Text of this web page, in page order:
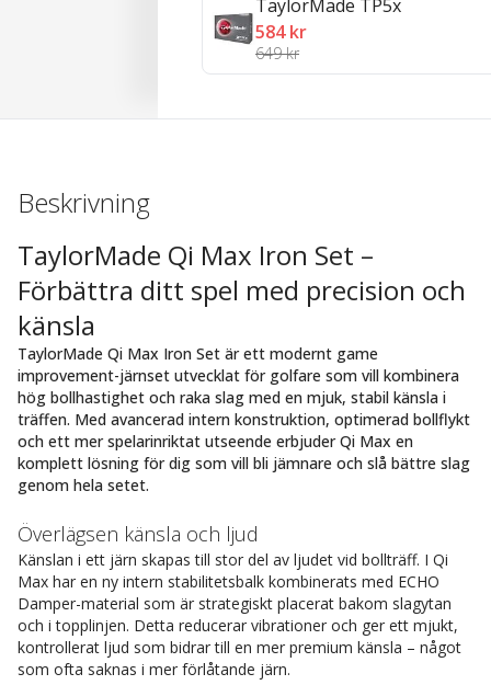
TaylorMade TP5x
584 kr
649 kr
Beskrivning
TaylorMade Qi Max Iron Set –
Förbättra ditt spel med precision och
känsla
TaylorMade Qi Max Iron Set är ett modernt game
improvement-järnset utvecklat för golfare som vill kombinera
hög bollhastighet och raka slag med en mjuk, stabil känsla i
träffen. Med avancerad intern konstruktion, optimerad bollflykt
och ett mer spelarinriktat utseende erbjuder Qi Max en
komplett lösning för dig som vill bli jämnare och slå bättre slag
genom hela setet.
Överlägsen känsla och ljud
Känslan i ett järn skapas till stor del av ljudet vid bollträff. I Qi
Max har en ny intern stabilitetsbalk kombinerats med ECHO
Damper-material som är strategiskt placerat bakom slagytan
och i topplinjen. Detta reducerar vibrationer och ger ett mjukt,
kontrollerat ljud som bidrar till en mer premium känsla – något
som ofta saknas i mer förlåtande järn.